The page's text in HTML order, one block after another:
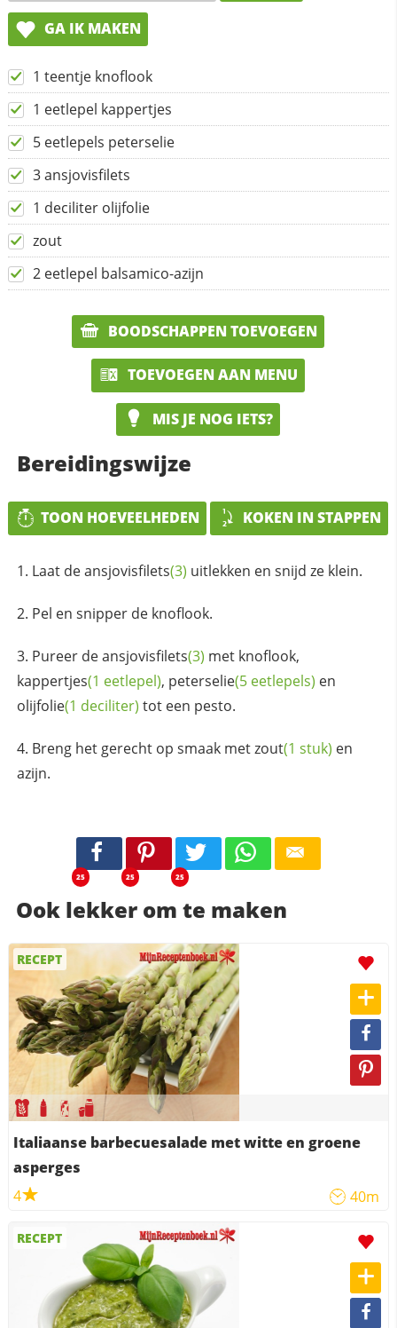
GA IK MAKEN
1 teentje knoflook
1 eetlepel kappertjes
5 eetlepels peterselie
3 ansjovisfilets
1 deciliter olijfolie
zout
2 eetlepel balsamico-azijn
BOODSCHAPPEN TOEVOEGEN
TOEVOEGEN AAN MENU
MIS JE NOG IETS?
Bereidingswijze
TOON HOEVEELHEDEN KOKEN IN STAPPEN
Laat deansjovisfilets(3) uitlekken en snijd ze klein.
Pel en snipper de knoflook.
Pureer deansjovisfilets(3) met knoflook,
kappertjes(1 eetlepel), peterselie(5 eetlepels) en
olijfolie(1 deciliter) tot een pesto.
Breng het gerecht op smaak metzout(1 stuk) en
azijn.
25 25 25
Ook lekker om te maken
RECEPT
Italiaanse barbecuesalade met witte en groene
asperges
4
40m
RECEPT